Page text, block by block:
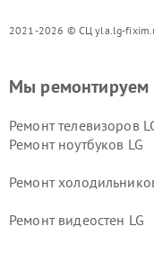
2021-2026 © СЦ yla.lg-
Мы ремонтируем
Ремонт телевизоров
Ремонт ноутбуков LG
Ремонт
Ремонт видеостен LG